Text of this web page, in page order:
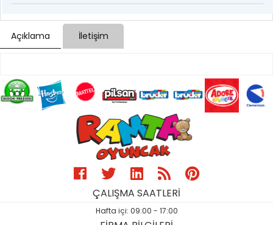
Açıklama İletişim
ÇALIŞMA SAATLERİ
Hafta içi: 09:00 - 17:00